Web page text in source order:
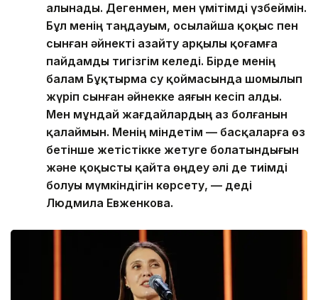
алынады. Дегенмен, мен үмітімді үзбеймін.
Бұл менің таңдауым, осылайша қоқыс пен
сынған әйнекті азайту арқылы қоғамға
пайдамды тигізгім келеді. Бірде менің
балам Бұқтырма су қоймасында шомылып
жүріп сынған әйнекке аяғын кесіп алды.
Мен мұндай жағдайлардың аз болғанын
қалаймын. Менің міндетім — басқаларға өз
бетінше жетістікке жетуге болатындығын
және қоқысты қайта өңдеу әлі де тиімді
болуы мүмкіндігін көрсету, — деді
Людмила Евженкова.